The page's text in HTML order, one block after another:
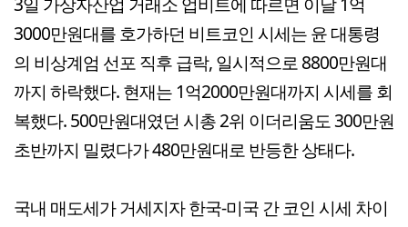
3000만원대를 호가하던 비트코인 시세는 윤 대통령
의 비상계엄 선포 직후 급락, 일시적으로 8800만원대
까지 하락했다. 현재는 1억2000만원대까지 시세를 회
복했다. 500만원대였던 시총 2위 이더리움도 300만원
초반까지 밀렸다가 480만원대로 반등한 상태다.
국내 매도세가 거세지자 한국-미국 간 코인 시세 차이